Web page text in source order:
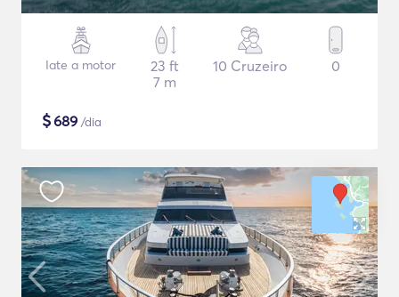
Iate a motor
23 ft
7 m
10 Cruzeiro 0
$689 /dia